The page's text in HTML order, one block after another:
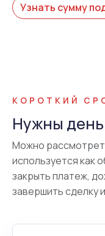
Узнать сумму
КОРОТКИЙ
Нужны
Можно
используется как
закрыть платеж,
завершить сделку